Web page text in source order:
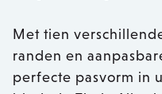
Met tien
randen en
perfecte pasvorm in